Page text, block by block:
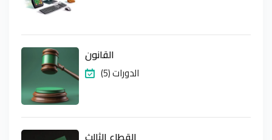
القانون
(5) الدورات